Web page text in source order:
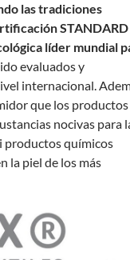
las tradiciones
STANDARD
líder mundial
evaluados y
internacional.
que los productos
nocivas para
productos químicos
la piel de los más